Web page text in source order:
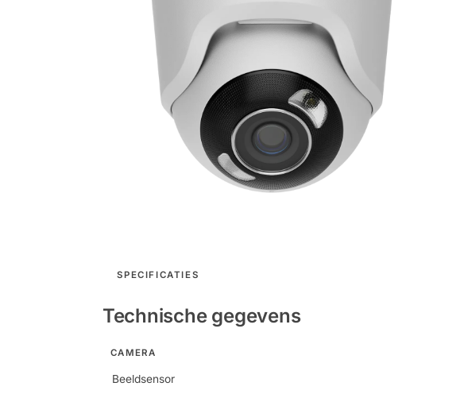
SPECIFICATIES
Technische gegevens
CAMERA
Beeldsensor